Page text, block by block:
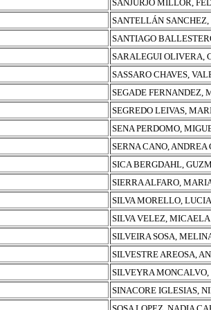
SANJURJO MILLOR,
SANTELLÁN
SANTIAGO
SARALEGUI OLIVERA,
SASSARO CHAVES,
SEGADE FERNANDEZ,
SEGREDO LEIVAS,
SENA PERDOMO,
SERNA CANO, ANDREA
SICA BERGDAHL,
SIERRA ALFARO,
SILVA MORELLO,
SILVA VELEZ, MICAELA
SILVEIRA SOSA,
SILVESTRE AREOSA,
SILVEYRA MONCALVO,
SINACORE IGLESIAS,